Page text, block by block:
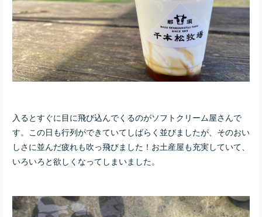
入るとすぐに目に飛び込んでくるのがソフトクリーム屋さんで
す。この日も行列ができていてしばらく並びましたが、そのおい
しさに並んだ疲れも吹っ飛びました！お土産屋も充実していて、
いろいろと欲しくなってしまいました。